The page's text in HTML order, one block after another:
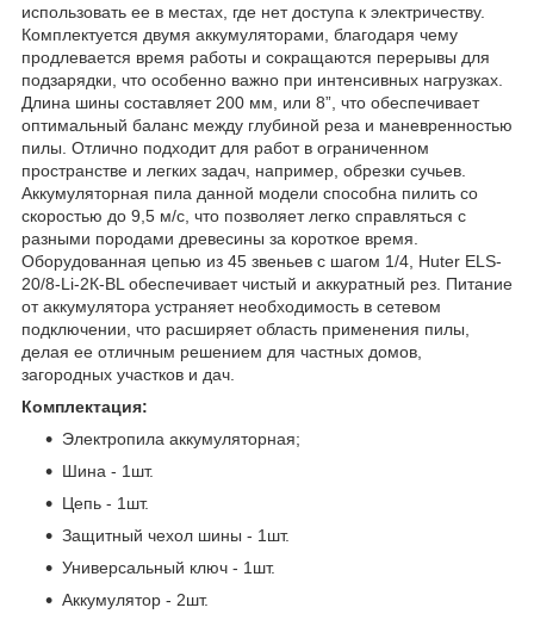
использовать ее в местах, где нет доступа к электричеству.
Комплектуется двумя аккумуляторами, благодаря чему
продлевается время работы и сокращаются перерывы для
подзарядки, что особенно важно при интенсивных нагрузках.
Длина шины составляет 200 мм, или 8”, что обеспечивает
оптимальный баланс между глубиной реза и маневренностью
пилы. Отлично подходит для работ в ограниченном
пространстве и легких задач, например, обрезки сучьев.
Аккумуляторная пила данной модели способна пилить со
скоростью до 9,5 м/с, что позволяет легко справляться с
разными породами древесины за короткое время.
Оборудованная цепью из 45 звеньев с шагом 1/4, Huter ELS-
20/8-Li-2К-BL обеспечивает чистый и аккуратный рез. Питание
от аккумулятора устраняет необходимость в сетевом
подключении, что расширяет область применения пилы,
делая ее отличным решением для частных домов,
загородных участков и дач.
Комплектация:
Электропила аккумуляторная;
Шина - 1шт.
Цепь - 1шт.
Защитный чехол шины - 1шт.
Универсальный ключ - 1шт.
Аккумулятор - 2шт.